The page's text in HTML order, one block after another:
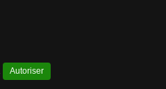
Autoriser